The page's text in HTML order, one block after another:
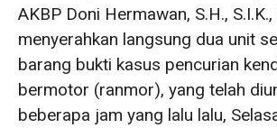
AKBP Doni Hermawan, S.H., S.I.K.,
menyerahkan langsung dua unit
barang bukti kasus pencurian
bermotor (ranmor), yang telah
beberapa jam yang lalu lalu,